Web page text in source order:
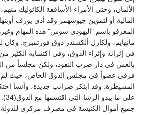
الألمان، وحتى الأمراء-الأساقفة الكاثوليك
المعرفو باسم "اليهودي سوس" هذه المهام
مانهايم، ولكارل ألكسندر دوق فورتمبرج. وكان
في إثرائه وإثراء الدوق، وفي اكتسابه الكثير
بالغش في دار ضرب النقود، ولكن مجلساً من
فرقي عضواً في مجلس الدوق الخاص، حيث لم
المسيطرة. وقد ابتكر ضرائب جديدة، وأنشأ
على
جميع أموال الكنيسة في مصرف مركزي